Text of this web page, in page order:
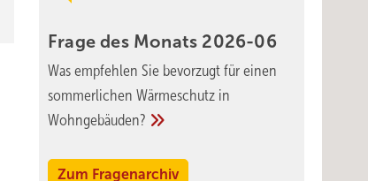
Frage des Monats 2026-06
Was empfehlen Sie bevorzugt für einen
sommerlichen Wärmeschutz in
Wohngebäuden?
Zum Fragenarchiv